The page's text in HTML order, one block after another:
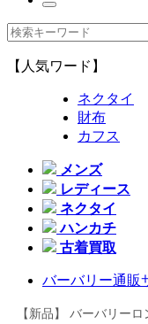
【人気ワード】
ネクタイ
財布
カフス
メンズ
レディース
ネクタイ
ハンカチ
古着買取
バーバリー通販
【新品】 バーバリー